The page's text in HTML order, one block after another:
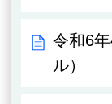
令和6
ル）